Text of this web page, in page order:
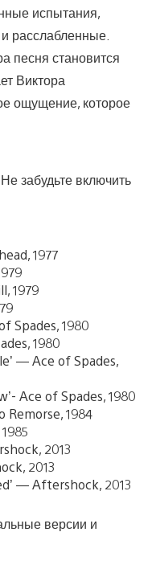
испытания,
расслабленные.
песня становится
Виктора
ощущение, которое
забудьте включить
1977
1979
Spades, 1980
1980
— Ace of Spades,
Ace of Spades, 1980
Remorse, 1984
2013
2013
— Aftershock, 2013
версии и